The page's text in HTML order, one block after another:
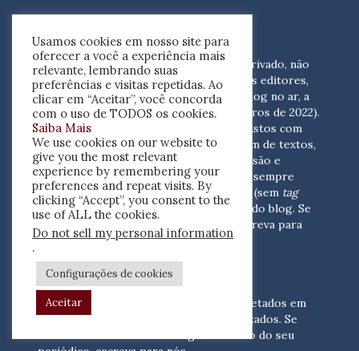
FINANCIAMENTO DO BLOG
Resenha críticaé um empreendimento privado, não
apoiado por recursos públicos. Além dos editores,
quatro pessoas colaboram para pôr o blog no ar, a
um custo de R$ 2.000 mensais (em números de 2022).
Este valor é suficiente para cobrir os gastos com
suporte, coleta de, indexação e postagem de textos,
hospedagem, renovação de plugins, revisão e
desenvolvimento.Por essa razão, serão sempre
bem-vindos os anúncios elinks dofollow (sem tag
nofollow ) que se adequem às finalidades do blog. Se
escreva para
nós(contato@resenhacritica.com.br)
FONTES E ACERVO
As resenhas, dossiês e sumários são coletados em
periódicos acadêmicos e sites especializados. Se
você tem interesse em divulgar o acervo do seu
Usamos cookies em nosso site para
oferecer a você a experiência mais
relevante, lembrando suas
preferências e visitas repetidas. Ao
clicar em “Aceitar”, você concorda
com o uso de TODOS os cookies.
Saiba Mais
We use cookies on our website to
give you the most relevant
experience by remembering your
preferences and repeat visits. By
clicking “Accept”, you consent to the
use of ALL the cookies.
Do not sell my personal information
.
Configurações de cookies
Aceitar